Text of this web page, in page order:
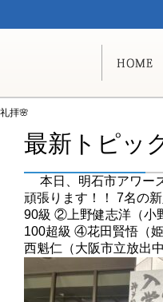
拝🌸
最新トピッ
本日、明石市アワー
頑張ります！！ 7名の
90級 ②上野健志洋（小
100超級 ④花田賢悟（
西魁仁（大阪市立放出